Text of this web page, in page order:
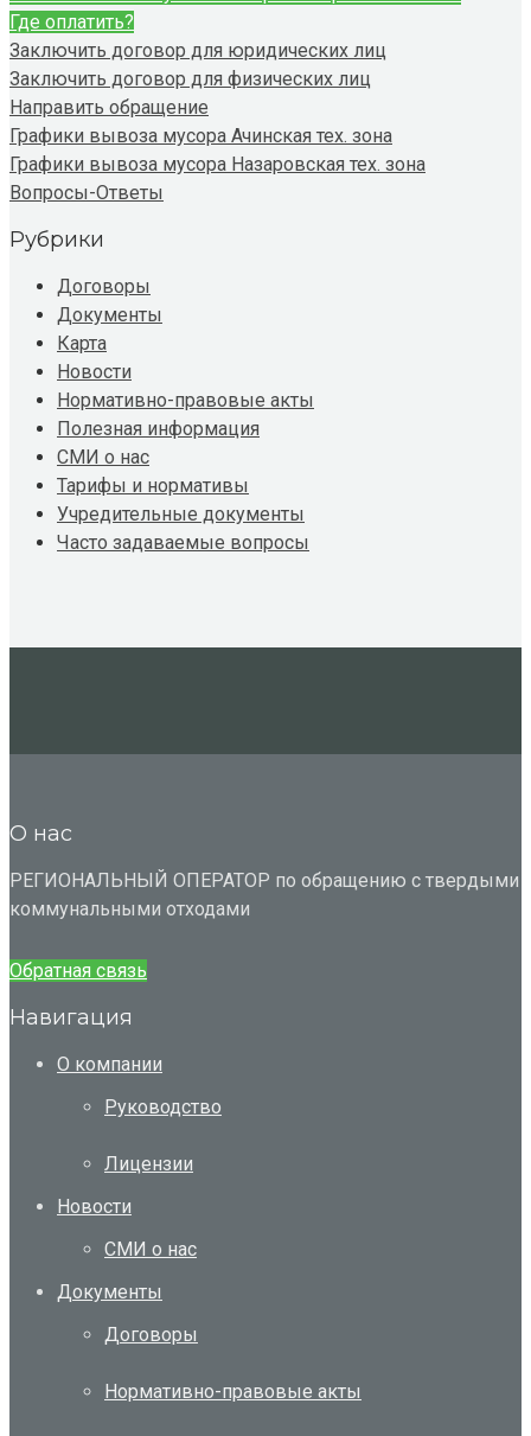
Где оплатить?
Заключить договор для юридических лиц
Заключить договор для физических лиц
Направить обращение
Графики вывоза мусора Ачинская тех. зона
Графики вывоза мусора Назаровская тех. зона
Вопросы-Ответы
Рубрики
Договоры
Документы
Карта
Новости
Нормативно-правовые акты
Полезная информация
СМИ о нас
Тарифы и нормативы
Учредительные документы
Часто задаваемые вопросы
О нас
РЕГИОНАЛЬНЫЙ ОПЕРАТОР по обращению с твердыми
коммунальными отходами
Обратная связь
Навигация
О компании
Руководство
Лицензии
Новости
СМИ о нас
Документы
Договоры
Нормативно-правовые акты